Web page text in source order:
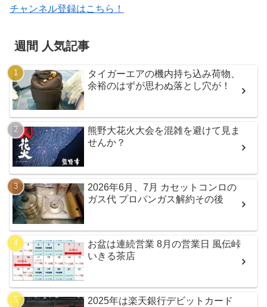
チャンネル登録はこちら！
週間 人気記事
タイガーエアの機内持ち込み荷物、
余裕のはずが思わぬ落とし穴が！
熊野大花火大会を混雑を避けて見ま
せんか？
2026年6月、7月 カセットコンロの
ガス代 プロパンガス解約その後
お盆は連続営業 8月の営業日 風伝峠
いきる茶店
2025年は楽天銀行デビットカード